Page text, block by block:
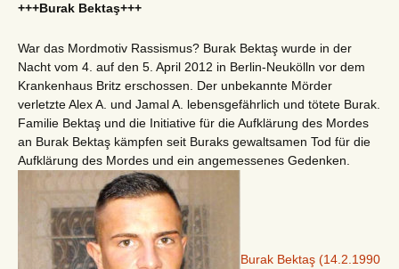
+++Burak Bektaş+++
War das Mordmotiv Rassismus? Burak Bektaş wurde in der
Nacht vom 4. auf den 5. April 2012 in Berlin-Neukölln vor dem
Krankenhaus Britz erschossen. Der unbekannte Mörder
verletzte Alex A. und Jamal A. lebensgefährlich und tötete Burak.
Familie Bektaş und die Initiative für die Aufklärung des Mordes
an Burak Bektaş kämpfen seit Buraks gewaltsamen Tod für die
Aufklärung des Mordes und ein angemessenes Gedenken.
Burak Bektaş (14.2.1990